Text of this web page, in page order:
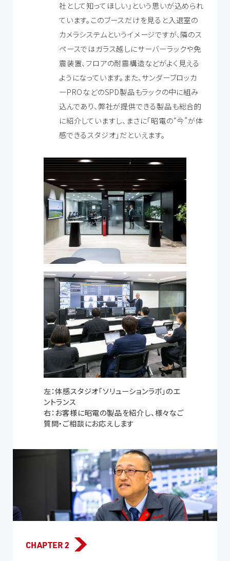
社として知ってほしい」という思いが込められ
ています。このブースだけを見ると入退室の
カメラシステムというイメージですが、隣のス
ペースではガラス越しにサーバーラックや免
震装置、フロアの耐震構造などがよく見える
ようになっています。また、サンダーブロッカ
ーPROなどのSPD製品もラックの中に組み
込んであり、弊社が提供できる製品も総合的
に紹介していますし、まさに「昭電の“今”が体
感できるスタジオ」だといえます。
左：体感スタジオ「ソリューションラボ」のエ
ントランス
右：お客様に昭電の製品を紹介し、様々なご
質問・ご相談にお応えします
CHAPTER 2